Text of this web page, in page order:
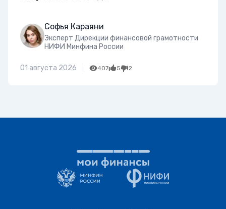
Софья Караяни
Эксперт Дирекции финансовой грамотности
НИФИ Минфина России
01 августа 2026 407 5 2